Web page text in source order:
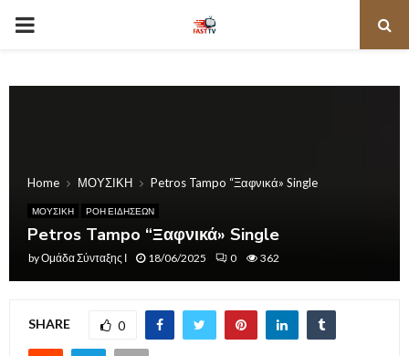
PRIMARY
Home ΜΟΥΣΙΚΗ Petros Tampo “Ξαφνικά» Single
ΜΟΥΣΙΚΗ ΡΟΗ ΕΙΔΗΣΕΩΝ
Petros Tampo “Ξαφνικά» Single
byΟμάδα Σύνταξης Ι 18/06/2025 0 362
SHARE 0